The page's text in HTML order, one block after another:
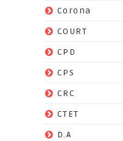
Corona
COURT
CPD
CPS
CRC
CTET
D.A